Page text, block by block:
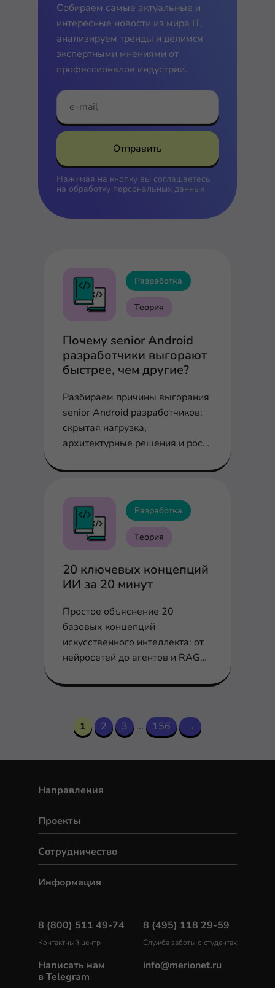
Собираем самые актуальные и
интересные новости из мира IT,
анализируем тренды и делимся
экспертными мнениями от
профессионалов индустрии.
Отправить
Нажимая на кнопку вы соглашаетесь
на обработку персональных данных
Разработка
Теория
Почему senior Android
разработчики выгорают
быстрее, чем другие?
Разбираем причины выгорания
senior Android разработчиков:
скрытая нагрузка,
архитектурные решения и рост
Разработка
Теория
20 ключевых концепций
ИИ за 20 минут
Простое объяснение 20
базовых концепций
искусственного интеллекта: от
нейросетей до агентов и RAG
1 2 3 ... 156 →
Направления
Сотрудничество
Проекты
Информация
8 (800) 511 49-74
Контактный центр
Написать нам
в Telegram
8 (495) 118 29-59
Служба заботы о студентах
info@merionet.ru